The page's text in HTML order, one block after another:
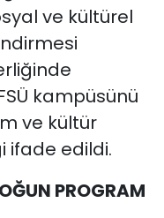
ve kültürel
kampüsünü
ve kültür
ifade edildi.
PROGRAM